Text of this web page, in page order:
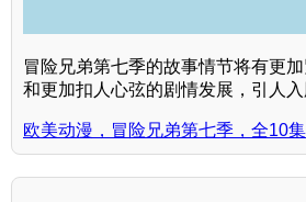
冒险兄弟第七季的故事情节将有更
和更加扣人心弦的剧情发展，引人入
欧美动漫，冒险兄弟第七季，全10集